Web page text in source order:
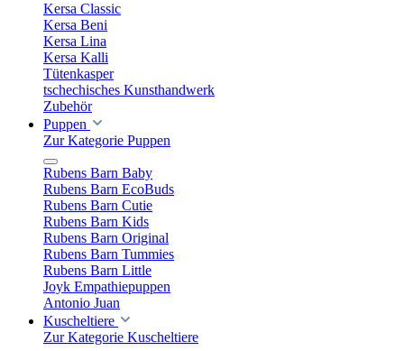
Kersa Classic
Kersa Beni
Kersa Lina
Kersa Kalli
Tütenkasper
tschechisches Kunsthandwerk
Zubehör
Puppen
Zur Kategorie Puppen
Rubens Barn Baby
Rubens Barn EcoBuds
Rubens Barn Cutie
Rubens Barn Kids
Rubens Barn Original
Rubens Barn Tummies
Rubens Barn Little
Joyk Empathiepuppen
Antonio Juan
Kuscheltiere
Zur Kategorie Kuscheltiere